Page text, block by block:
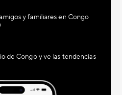
y familiares en Congo
de Congo y ve las tendencias